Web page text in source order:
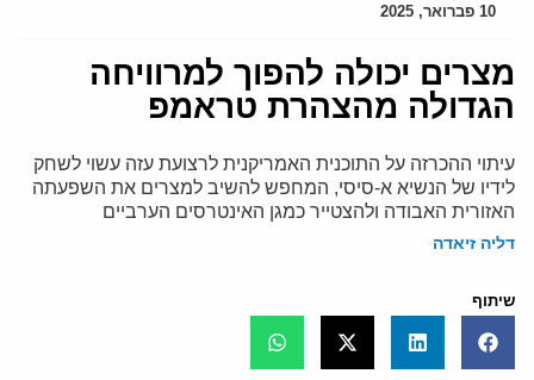
10 פברואר, 2025
מצרים יכולה להפוך למרוויחה
הגדולה מהצהרת טראמפ
עיתוי ההכרזה על התוכנית האמריקנית לרצועת עזה עשוי לשחק
לידיו של הנשיא א-סיסי, המחפש להשיב למצרים את השפעתה
האזורית האבודה ולהצטייר כמגן האינטרסים הערביים
דליה זיאדה
שיתוף